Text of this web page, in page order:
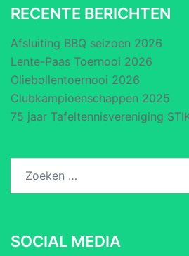
RECENTE BERICHTEN
Afsluiting BBQ seizoen 2026
Lente-Paas Toernooi 2026
Oliebollentoernooi 2026
Clubkampioenschappen 2025
75 jaar Tafeltennisvereniging
naar:
SOCIAL MEDIA